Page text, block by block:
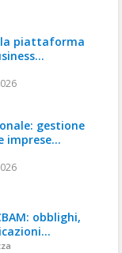
la piattaforma
gestione
imprese...
obblighi,